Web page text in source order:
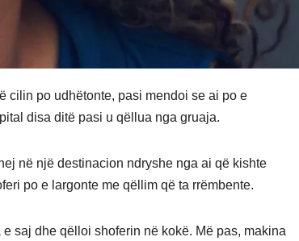
cilin po udhëtonte, pasi mendoi se ai po e
disa ditë pasi u qëllua nga gruaja.
në një destinacion ndryshe nga ai që kishte
po e largonte me qëllim që ta rrëmbente.
saj dhe qëlloi shoferin në kokë. Më pas, makina